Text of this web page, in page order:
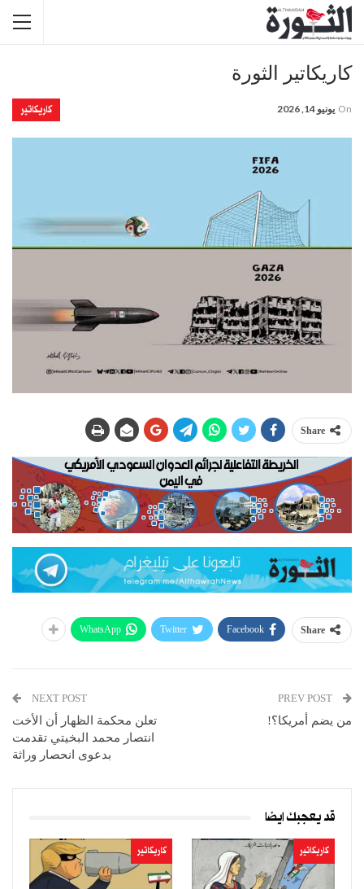
كاريكاتير الثورة
كاريكاتير On يونيو 14, 2026
Share
Share
Facebook
Twitter
WhatsApp
من يضم أمريكا؟!
NEXT POST
تعلن محكمة الظهار أن الأخت
انتصار محمد البخيتي تقدمت
بدعوى انحصار وراثة
قد يعجبك ايضا
كاريكاتير كاريكاتير